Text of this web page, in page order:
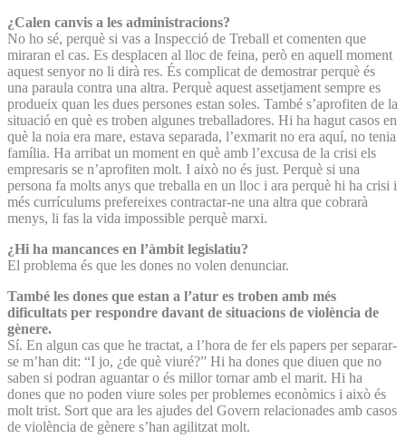
¿Calen canvis a les administracions?
No ho sé, perquè si vas a Inspecció de Treball et comenten que
miraran el cas. Es desplacen al lloc de feina, però en aquell moment
aquest senyor no li dirà res. És complicat de demostrar perquè és
una paraula contra una altra. Perquè aquest assetjament sempre es
produeix quan les dues persones estan soles. També s’aprofiten de la
situació en què es troben algunes treballadores. Hi ha hagut casos en
què la noia era mare, estava separada, l’exmarit no era aquí, no tenia
família. Ha arribat un moment en què amb l’excusa de la crisi els
empresaris se n’aprofiten molt. I això no és just. Perquè si una
persona fa molts anys que treballa en un lloc i ara perquè hi ha crisi i
més currículums prefereixes contractar-ne una altra que cobrarà
menys, li fas la vida impossible perquè marxi.
¿Hi ha mancances en l’àmbit legislatiu?
El problema és que les dones no volen denunciar.
També les dones que estan a l’atur es troben amb més
dificultats per respondre davant de situacions de violència de
gènere.
Sí. En algun cas que he tractat, a l’hora de fer els papers per separar-
se m’han dit: “I jo, ¿de què viuré?” Hi ha dones que diuen que no
saben si podran aguantar o és millor tornar amb el marit. Hi ha
dones que no poden viure soles per problemes econòmics i això és
molt trist. Sort que ara les ajudes del Govern relacionades amb casos
de violència de gènere s’han agilitzat molt.